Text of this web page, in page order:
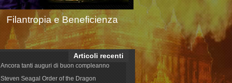
Filantropia e Beneficienza
Articoli recenti
Ancora tanti auguri di buon compleanno
Steven Seagal Order of the Dragon